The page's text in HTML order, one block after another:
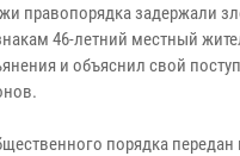
правопорядка задержали
46-летний местный
и объяснил свой
порядка